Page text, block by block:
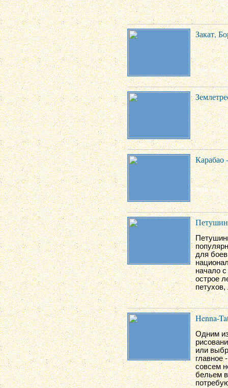
Закат,
Карабао
для
начало
острое
Henna-
Одним
или
главное
совсем
бельем